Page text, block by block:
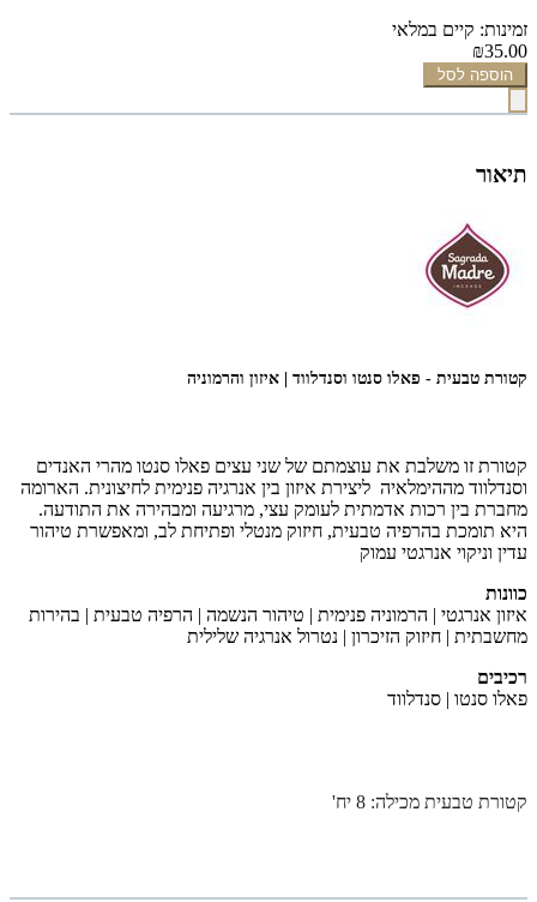
זמינות: קיים במלאי
₪35.00
הוספה לסל
תיאור
קטורת טבעית - פאלו סנטו וסנדלווד | איזון והרמוניה
קטורת זו משלבת את עוצמתם של שני עצים פאלו סנטו מהרי האנדים
וסנדלווד מההימלאיה ליצירת איזון בין אנרגיה פנימית לחיצונית. הארומה
מחברת בין רכות אדמתית לעומק עצי, מרגיעה ומבהירה את התודעה.
היא תומכת בהרפיה טבעית, חיזוק מנטלי ופתיחת לב, ומאפשרת טיהור
עדין וניקוי אנרגטי עמוק
כוונות
איזון אנרגטי | הרמוניה פנימית | טיהור הנשמה | הרפיה טבעית | בהירות
מחשבתית | חיזוק הזיכרון | נטרול אנרגיה שלילית
רכיבים
פאלו סנטו | סנדלווד
קטורת טבעית מכילה: 8 יח '